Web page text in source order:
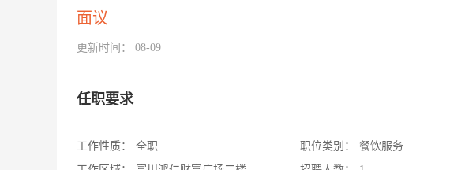
面议
更新时间： 08-09
任职要求
工作性质：
全职
职位类别：
餐饮服务